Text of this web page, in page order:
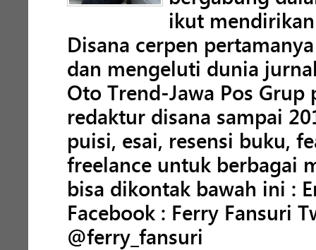
ikut mendirikan
Disana cerpen
dan mengeluti dunia
Oto Trend-Jawa Pos
redaktur disana sampai
puisi, esai, resensi buku,
freelance untuk berbagai
bisa dikontak bawah ini :
Facebook : Ferry Fansuri
@ferry_fansuri